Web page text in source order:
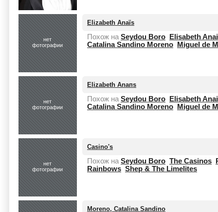
нет
фотографии
Elizabeth Anaïs
Похож на Seydou Boro
Elisabeth
Catalina Sandino Moreno
Miguel de
нет
фотографии
Elizabeth Anaпs
Похож на Seydou Boro
Elisabeth
Catalina Sandino Moreno
Miguel de
нет
фотографии
Casino's
Похож на Seydou Boro The Casinos
Rainbows Shep & The Limelites
Moreno, Catalina Sandino